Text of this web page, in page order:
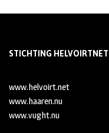
STICHTING HELVOIRTNET
www.helvoirt.net
www.haaren.nu
www.vught.nu